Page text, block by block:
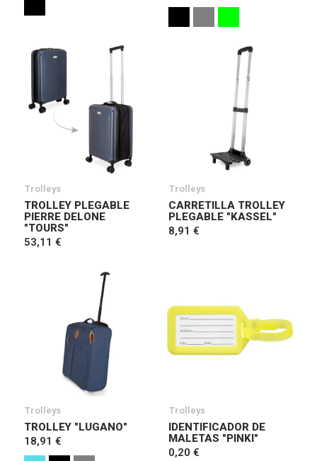
Trolleys
TROLLEY PLEGABLE
PIERRE DELONE
"TOURS"
53,11 €
Trolleys
CARRETILLA TROLLEY
PLEGABLE "KASSEL"
8,91 €
Trolleys
TROLLEY "LUGANO"
18,91 €
Trolleys
IDENTIFICADOR DE
MALETAS "PINKI"
0,20 €